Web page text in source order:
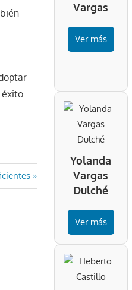
éxito
Vargas
Ver más
Yolanda
Vargas
Dulché
Ver más